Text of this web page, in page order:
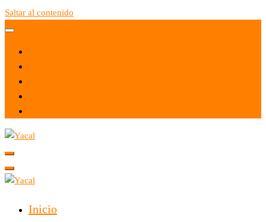
Saltar al contenido
Yacal micro hosting
Inicio